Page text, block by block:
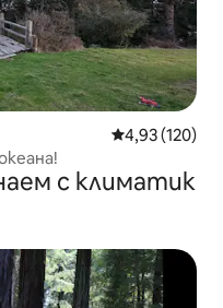
Средна
4,93 (120)
с климатик